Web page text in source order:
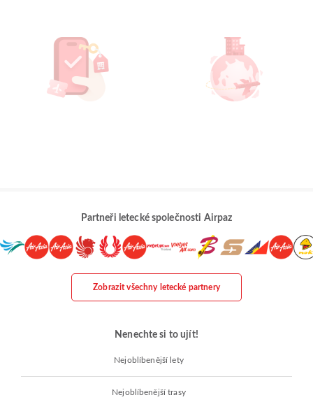
Partneři letecké společnosti Airpaz
Zobrazit všechny letecké partnery
Nenechte si to ujít!
Nejoblíbenější lety
Nejoblíbenější trasy